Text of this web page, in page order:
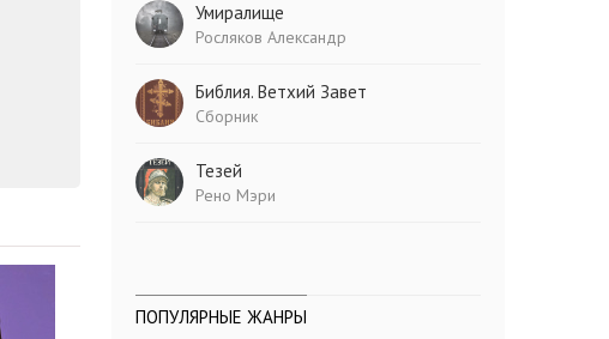
Умиралище
Росляков Александр
Библия. Ветхий Завет
Сборник
Тезей
Рено Мэри
ПОПУЛЯРНЫЕ ЖАНРЫ